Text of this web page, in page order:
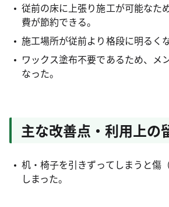
従前の床に上張り施工が可能なた
費が節約できる。
施工場所が従前より格段に明るく
ワックス塗布不要であるため、メ
なった。
主な改善点・利用上の
机・椅子を引きずってしまうと傷
しまった。